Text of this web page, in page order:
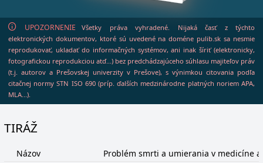
UPOZORNENIE
Všetky práva vyhradené. Nijaká časť z týchto
elektronických dokumentov, ktoré sú uvedené na doméne pulib.sk sa nesmie
reprodukovať, ukladať do informačných systémov, ani inak šíriť (elektronicky,
fotografickou reprodukciou atď...) bez predchádzajúceho súhlasu majiteľov práv
(t.j. autorov a Prešovskej univerzity v Prešove), s výnimkou citovania podľa
citačnej normy STN ISO 690 (príp. ďalších medzinárodne platných noriem APA,
MLA...).
TIRÁŽ
Názov
Problém smrti a umierania v medicíne